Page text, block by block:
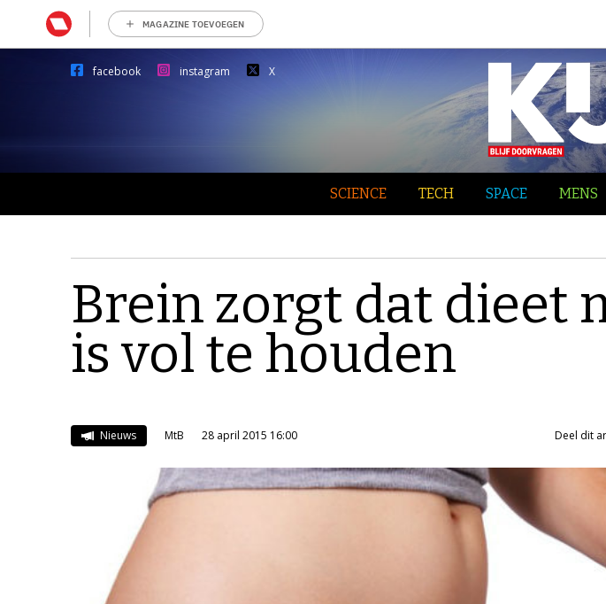
MAGAZINE TOEVOEGEN
facebook instagram X
SCIENCE TECH SPACE MENS
Brein zorgt dat dieet
is vol te houden
Nieuws MtB 28 april 2015 16:00 Deel dit